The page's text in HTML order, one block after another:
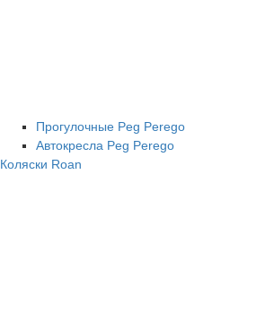
Прогулочные Peg Perego
Автокресла Peg Perego
Коляски Roan